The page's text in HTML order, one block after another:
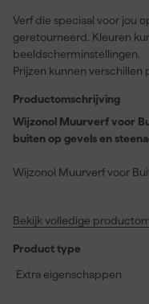
Verf die speciaal voor jou
geretourneerd. Kleuren
beeldscherminstellingen.
Prijzen kunnen verschillen
Productomschrijving
Wijzonol Muurverf voor
buiten op gevels en
Wijzonol Muurverf voor
minerale ondergronden.
oppervlakken die
temperaturen.
Bekijk volledige
Product type
Extra eigenschappen